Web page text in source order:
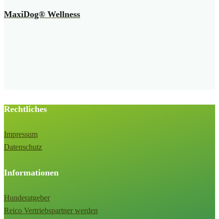
MaxiDog® Wellness
Rechtliches
Impressum
Datenschutz
Informationen
Hunderatgeber
Reico Vertriebspartner werden